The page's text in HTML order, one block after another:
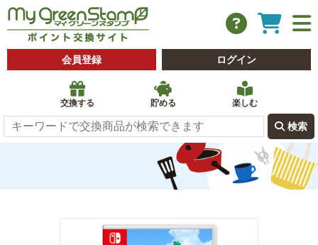
会員登録 ログイン
交換する 貯める 楽しむ
 検索